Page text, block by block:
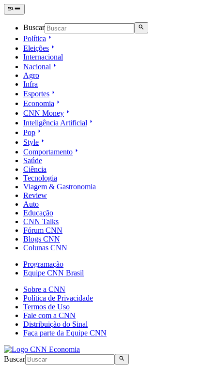
Buscar
Política
Eleições
Internacional
Nacional
Agro
Infra
Esportes
Economia
CNN Money
Inteligência Artificial
Pop
Style
Comportamento
Saúde
Ciência
Tecnologia
Viagem & Gastronomia
Review
Auto
Educação
CNN Talks
Fórum CNN
Blogs CNN
Colunas CNN
Programação
Equipe CNN Brasil
Sobre a CNN
Política de Privacidade
Termos de Uso
Fale com a CNN
Distribuição do Sinal
Faça parte da Equipe CNN
Buscar